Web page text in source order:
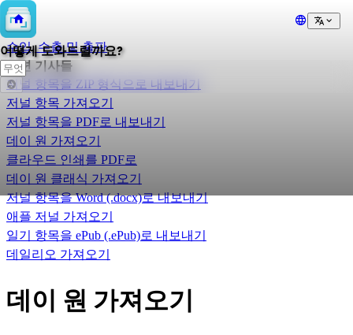
어떻게 도와드릴까요?
📥
수입, 수출 및 출판
관련 기사들
저널 항목을 ZIP 형식으로 내보내기
저널 항목 가져오기
저널 항목을 PDF로 내보내기
데이 원 가져오기
클라우드 인쇄를 PDF로
데이 원 클래식 가져오기
저널 항목을 Word (.docx)로 내보내기
애플 저널 가져오기
일기 항목을 ePub (.ePub)로 내보내기
데일리오 가져오기
데이 원 가져오기